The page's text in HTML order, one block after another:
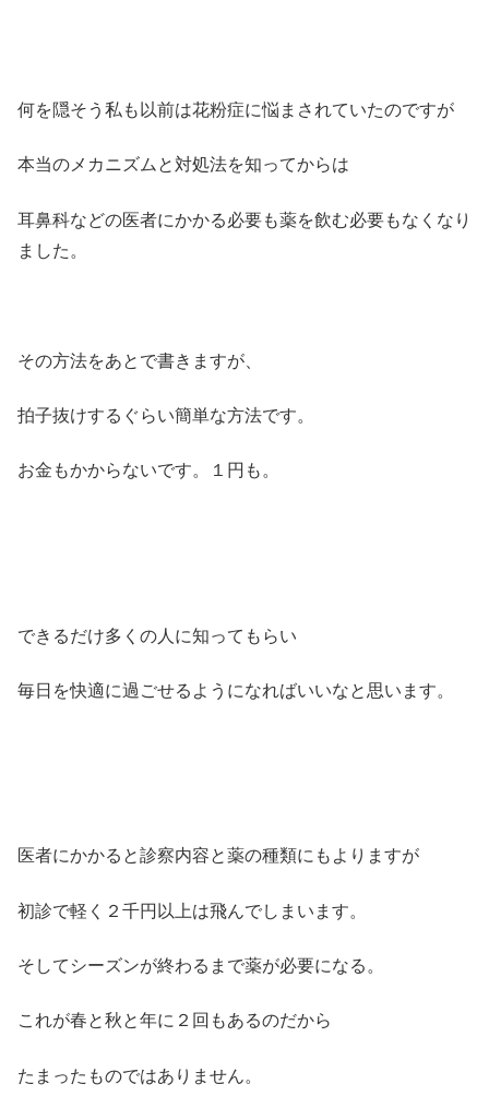
何を隠そう私も以前は花粉症に悩まされていたのですが
本当のメカニズムと対処法を知ってからは
耳鼻科などの医者にかかる必要も薬を飲む必要もなくなり
ました。
その方法をあとで書きますが、
拍子抜けするぐらい簡単な方法です。
お金もかからないです。１円も。
できるだけ多くの人に知ってもらい
毎日を快適に過ごせるようになればいいなと思います。
医者にかかると診察内容と薬の種類にもよりますが
初診で軽く２千円以上は飛んでしまいます。
そしてシーズンが終わるまで薬が必要になる。
これが春と秋と年に２回もあるのだから
たまったものではありません。